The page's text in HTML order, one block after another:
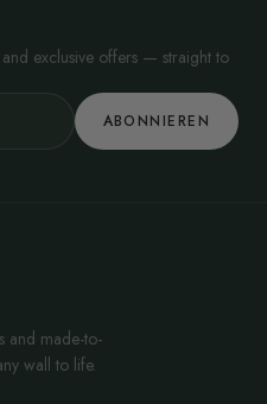
exclusive offers — straight to
ABONNIEREN
and made-to-
wall to life.